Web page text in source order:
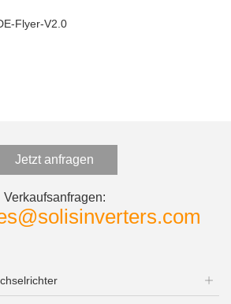
Flyer-V2.0
Jetzt anfragen
Verkaufsanfragen: